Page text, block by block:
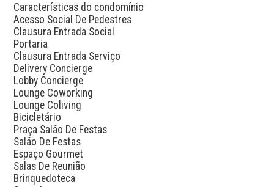
Características do condomínio
Acesso Social De Pedestres
Clausura Entrada Social
Portaria
Clausura Entrada Serviço
Delivery Concierge
Lobby Concierge
Lounge Coworking
Lounge Coliving
Bicicletário
Praça Salão De Festas
Salão De Festas
Espaço Gourmet
Salas De Reunião
Brinquedoteca